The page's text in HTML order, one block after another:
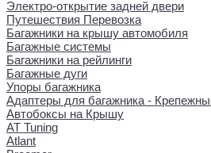
Электро-открытие задней двери
Путешествия Перевозка
Багажники на крышу автомобиля
Багажные системы
Багажники на рейлинги
Багажные дуги
Упоры багажника
Адаптеры для багажника -
Автобоксы на Крышу
AT Tuning
Atlant